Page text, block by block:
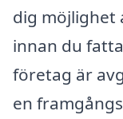
dig möjlighet
innan du
företag är
en